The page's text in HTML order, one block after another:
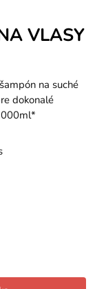
VLASY
na suché
dokonalé